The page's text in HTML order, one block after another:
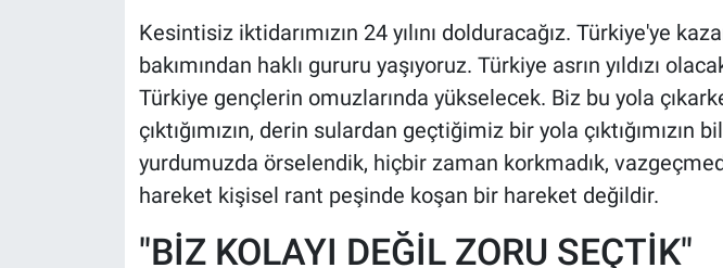
Kesintisiz iktidarımızın 24 yılını dolduracağız. Türkiye'ye
bakımından haklı gururu yaşıyoruz. Türkiye asrın yıldızı
Türkiye gençlerin omuzlarında yükselecek. Biz bu yola
çıktığımızın, derin sulardan geçtiğimiz bir yola çıktığımızın
yurdumuzda örselendik, hiçbir zaman korkmadık,
hareket kişisel rant peşinde koşan bir hareket değildir.
"BİZ KOLAYI DEĞİL ZORU SEÇTİK"